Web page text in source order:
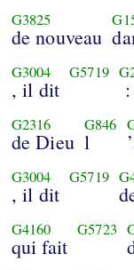
G3825
de nouveau
G3004
, il dit
G5719
:
G2316
de Dieu
G846
l
G3004
, il dit
G5719
G4160
qui fait
G5723